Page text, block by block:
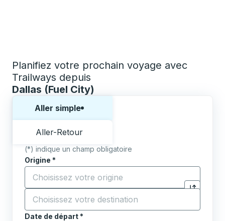
Planifiez votre prochain voyage avec
Trailways depuis
Dallas (Fuel City)
Aller simple
Aller-Retour
(*) indique un champ obligatoire
Origine *
Commencez à saisir la ville d'origine pour ouvrir
Cliquez
Destination*
Commencez à saisir la ville de destination pour
Date de départ*
Tapez la date au format date Barre oblique du mois à